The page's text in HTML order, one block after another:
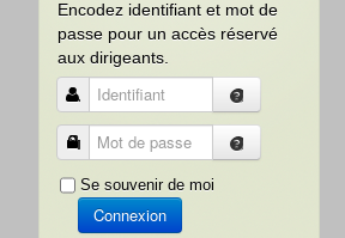
Encodez identifiant et mot de
passe pour un accès réservé
aux dirigeants.
Identifiant
Mot de passe
Se souvenir de moi
Connexion